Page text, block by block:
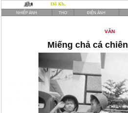
NHIẾP ẢNH THƠ ĐIỆN ẢNH
VĂN
Miếng chả cá chiên